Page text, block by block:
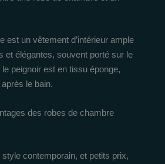
est un vêtement d’intérieur ample
et élégantes, souvent porté sur le
peignoir est en tissu éponge,
le bain.
des robes de chambre
contemporain, et petits prix,